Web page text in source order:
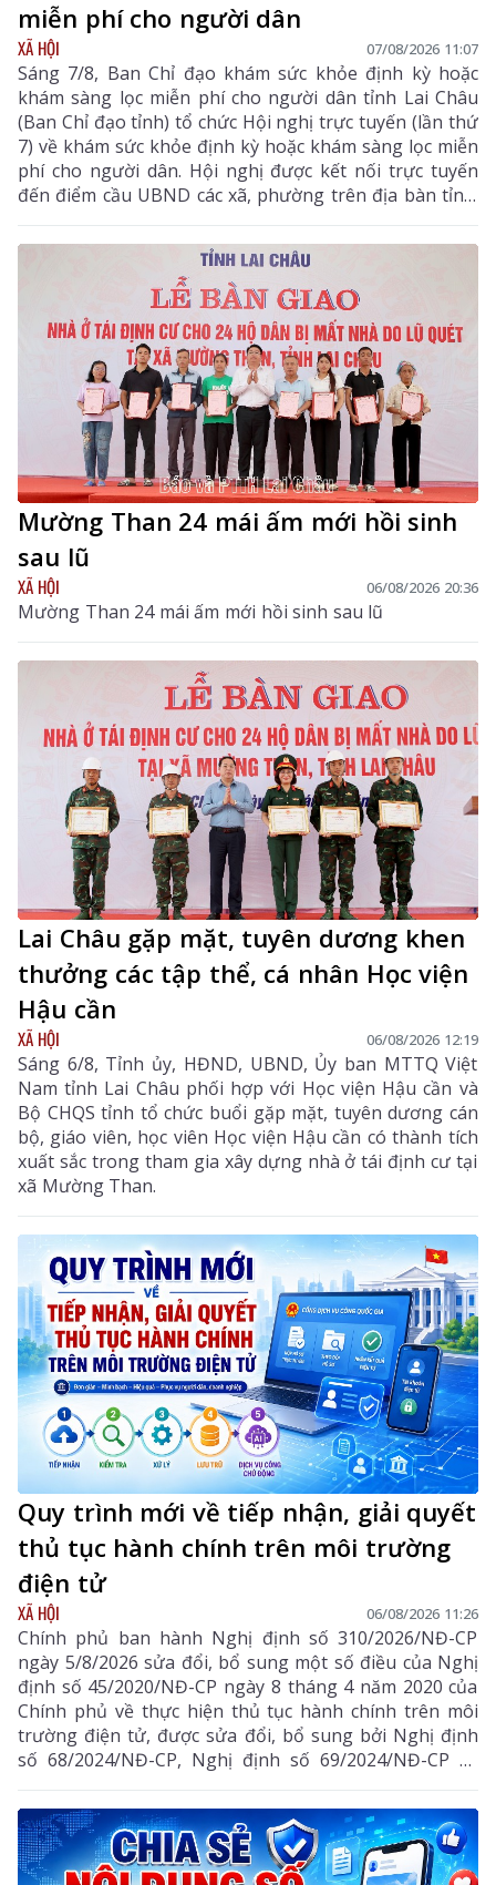
miễn phí cho người dân
XÃ HỘI 07/08/2026 11:07
Sáng 7/8, Ban Chỉ đạo khám sức khỏe định kỳ hoặc
khám sàng lọc miễn phí cho người dân tỉnh Lai Châu
(Ban Chỉ đạo tỉnh) tổ chức Hội nghị trực tuyến (lần thứ
7) về khám sức khỏe định kỳ hoặc khám sàng lọc miễn
phí cho người dân. Hội nghị được kết nối trực tuyến
đến điểm cầu UBND các xã, phường trên địa bàn tỉnh.
Đồng chí Bùi Tiến Thanh – Tỉnh ủy viên, Giám đốc Sở
Y tế, Phó Trưởng Ban chỉ đạo tỉnh chủ trì hội nghị. Dự
hội nghị còn có các đồng chí thành viên Ban Chỉ đạo
Mường Than 24 mái ấm mới hồi sinh
sau lũ
XÃ HỘI 06/08/2026 20:36
Mường Than 24 mái ấm mới hồi sinh sau lũ
Lai Châu gặp mặt, tuyên dương khen
thưởng các tập thể, cá nhân Học viện
Hậu cần
XÃ HỘI 06/08/2026 12:19
Sáng 6/8, Tỉnh ủy, HĐND, UBND, Ủy ban MTTQ Việt
Nam tỉnh Lai Châu phối hợp với Học viện Hậu cần và
Bộ CHQS tỉnh tổ chức buổi gặp mặt, tuyên dương cán
bộ, giáo viên, học viên Học viện Hậu cần có thành tích
xuất sắc trong tham gia xây dựng nhà ở tái định cư tại
xã Mường Than.
Quy trình mới về tiếp nhận, giải quyết
thủ tục hành chính trên môi trường
điện tử
XÃ HỘI 06/08/2026 11:26
Chính phủ ban hành Nghị định số 310/2026/NĐ-CP
ngày 5/8/2026 sửa đổi, bổ sung một số điều của Nghị
định số 45/2020/NĐ-CP ngày 8 tháng 4 năm 2020 của
Chính phủ về thực hiện thủ tục hành chính trên môi
trường điện tử, được sửa đổi, bổ sung bởi Nghị định
số 68/2024/NĐ-CP, Nghị định số 69/2024/NĐ-CP và
Nghị định số 118/2025/NĐ-CP.